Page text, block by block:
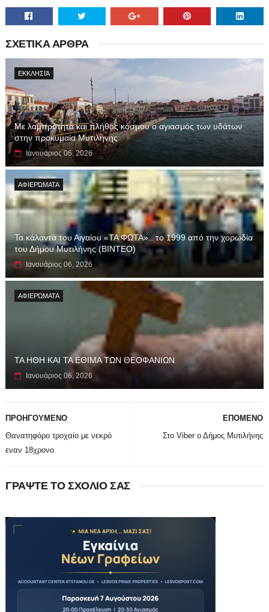
ΣΧΕΤΙΚΑ ΑΡΘΡΑ
ΕΚΚΛΗΣΙΆ
Με λαμπρότητα και πλήθος κόσμου ο αγιασμός των υδάτων
στην προκυμαία Μυτιλήνης
Ιανουάριος 06, 2026
ΑΦΙΕΡΏΜΑΤΑ
Τα κάλαντα του Αιγαίου «ΤΑ ΦΩΤΑ».. το 1999 από την χορωδία
του Δήμου Μυτιλήνης (ΒΙΝΤΕΟ)
Ιανουάριος 06, 2026
ΑΦΙΕΡΏΜΑΤΑ
ΤΑ ΗΘΗ ΚΑΙ ΤΑ ΕΘΙΜΑ ΤΩΝ ΘΕΟΦΑΝΙΩΝ
Ιανουάριος 06, 2026
ΕΠΟΜΕΝΟ
Στο Viber ο Δήμος Μυτιλήνης
ΠΡΟΗΓΟΥΜΕΝΟ
Θανατηφόρο τροχαίο με νεκρό
εναν 18χρονο
ΓΡΑΨΤΕ ΤΟ ΣΧΟΛΙΟ ΣΑΣ